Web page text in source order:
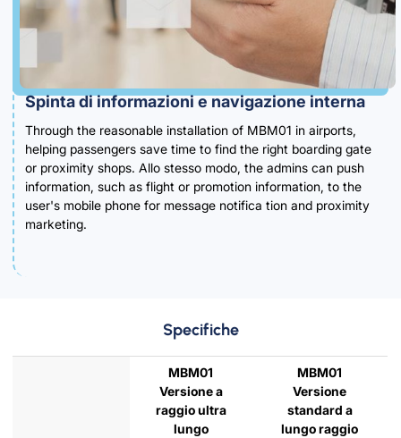
Spinta di informazioni e navigazione interna
Through the reasonable installation of MBM01 in airports,
helping passengers save time to find the right boarding gate
or proximity shops. Allo stesso modo, the admins can push
information, such as flight or promotion information, to the
user's mobile phone for message notifica tion and proximity
marketing.
Specifiche
MBM01
Versione a
raggio ultra
lungo
MBM01
Versione
standard a
lungo raggio